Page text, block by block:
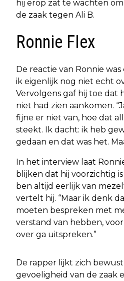
hij erop zat te wachten
de zaak tegen Ali B.
Ronnie Flex
De reactie van Ronnie
ik eigenlijk nog niet echt
Vervolgens gaf hij toe dat
niet had zien aankomen.
fijne er niet van, hoe dat
steekt. Ik dacht: ik heb
gedaan en dat was het.
In het interview laat
blijken dat hij voorzichtig
ben altijd eerlijk van
vertelt hij. “Maar ik denk
moeten bespreken met
verstand van hebben,
over ga uitspreken.”
De rapper lijkt zich
gevoeligheid van de zaak